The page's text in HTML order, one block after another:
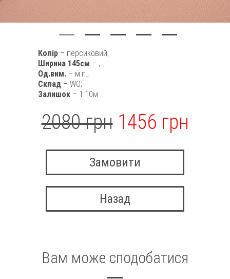
Колір – персиковий;
Ширина 145см – ;
Од.вим. – м.п.;
Склад – WO;
Залишок – 1.10м
2080 грн 1456 грн
Замовити
Назад
Вам може сподобатися